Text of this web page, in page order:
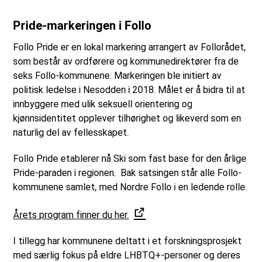
Pride-markeringen i Follo
Follo Pride er en lokal markering arrangert av Follorådet,
som består av ordførere og kommunedirektører fra de
seks Follo-kommunene. Markeringen ble initiert av
politisk ledelse i Nesodden i 2018. Målet er å bidra til at
innbyggere med ulik seksuell orientering og
kjønnsidentitet opplever tilhørighet og likeverd som en
naturlig del av fellesskapet.
Follo Pride etablerer nå Ski som fast base for den årlige
Pride-paraden i regionen. Bak satsingen står alle Follo-
kommunene samlet, med Nordre Follo i en ledende rolle.
Årets program finner du her.
I tillegg har kommunene deltatt i et forskningsprosjekt
med særlig fokus på eldre LHBTQ+-personer og deres